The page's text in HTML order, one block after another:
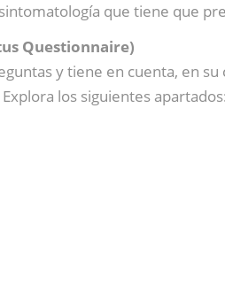
que tiene que
Questionnaire)
y tiene en cuenta, en
los siguientes